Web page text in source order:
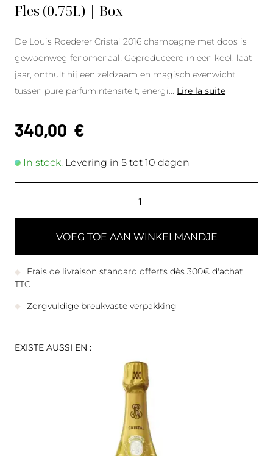
Fles (0.75L) | Box
De Louis Roederer Cristal 2016 champagne met doos is
gewoonweg fenomenaal! Geproduceerd in een koel, laat
jaar, onthult hij een zeldzaam en magisch evenwicht
tussen pure parfumintensiteit, energi
Lire la suite
340,00 €
In stock. Levering in 5 tot 10 dagen
VOEG TOE AAN WINKELMANDJE
Frais de livraison standard offerts dès 300€ d'achat
TTC
Zorgvuldige breukvaste verpakking
EXISTE AUSSI EN :